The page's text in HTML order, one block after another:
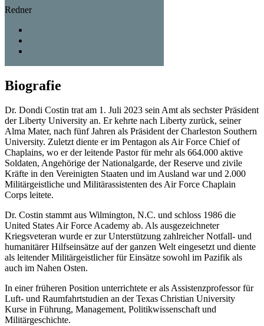
Redner
Biografie
Dr. Dondi Costin trat am 1. Juli 2023 sein Amt als sechster Präsident
der Liberty University an. Er kehrte nach Liberty zurück, seiner
Alma Mater, nach fünf Jahren als Präsident der Charleston Southern
University. Zuletzt diente er im Pentagon als Air Force Chief of
Chaplains, wo er der leitende Pastor für mehr als 664.000 aktive
Soldaten, Angehörige der Nationalgarde, der Reserve und zivile
Kräfte in den Vereinigten Staaten und im Ausland war und 2.000
Militärgeistliche und Militärassistenten des Air Force Chaplain
Corps leitete.
Dr. Costin stammt aus Wilmington, N.C. und schloss 1986 die
United States Air Force Academy ab. Als ausgezeichneter
Kriegsveteran wurde er zur Unterstützung zahlreicher Notfall- und
humanitärer Hilfseinsätze auf der ganzen Welt eingesetzt und diente
als leitender Militärgeistlicher für Einsätze sowohl im Pazifik als
auch im Nahen Osten.
In einer früheren Position unterrichtete er als Assistenzprofessor für
Luft- und Raumfahrtstudien an der Texas Christian University
Kurse in Führung, Management, Politikwissenschaft und
Militärgeschichte.